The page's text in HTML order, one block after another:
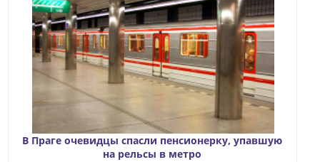
В Праге очевидцы спасли пенсионерку, упавшую
на рельсы в метро